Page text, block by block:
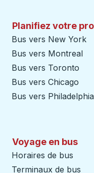
Planifiez votre
Bus vers New York
Bus vers Montreal
Bus vers Toronto
Bus vers Chicago
Bus vers Philadelphia
Voyage en bus
Horaires de bus
Terminaux de bus